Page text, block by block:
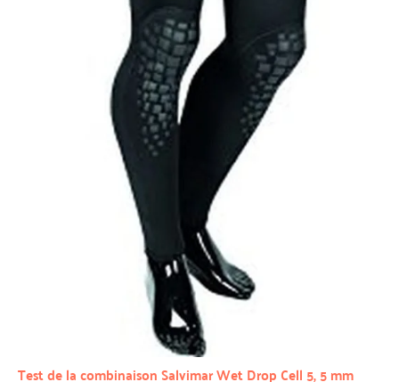
Test de la combinaison Salvimar Wet Drop Cell 5, 5 mm